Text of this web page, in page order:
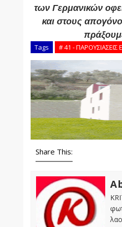
των Γερμανικών
και στους
Tags # 41 -
Share This: